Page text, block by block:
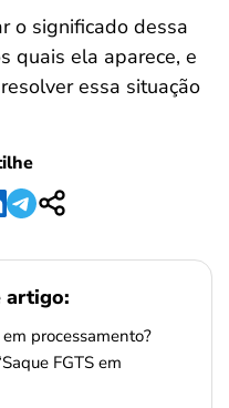
o significado dessa
quais ela aparece, e
essa situação
artigo:
processamento?
FGTS em